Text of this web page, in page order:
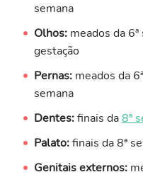
semana
Olhos:meados da 6ª
gestação
Pernas:meados da
semana
Dentes:finais da8ª
Palato:finais da 8ª
Genitais externos: